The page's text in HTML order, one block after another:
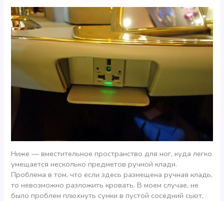
Ниже — вместительное пространство для ног, куда легко
умещается несколько предметов ручной клади.
Проблема в том, что если здесь размещена ручная кладь,
то невозможно разложить кровать. В моем случае, не
было проблем плюхнуть сумки в пустой соседний сьют,